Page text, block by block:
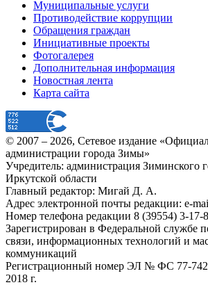
Муниципальные услуги
Противодействие коррупции
Обращения граждан
Инициативные проекты
Фотогалерея
Дополнительная информация
Новостная лента
Карта сайта
© 2007 – 2026, Сетевое издание
администрации города Зимы»
Учредитель: администрация Зиминского
Иркутской области
Главный редактор: Мигай Д. А.
Адрес электронной почты редакции: e-
Номер телефона редакции 8 (39554) 3-17-
Зарегистрирован в Федеральной службе
связи, информационных технологий и
коммуникаций
Регистрационный номер ЭЛ № ФС 77-
2018 г.